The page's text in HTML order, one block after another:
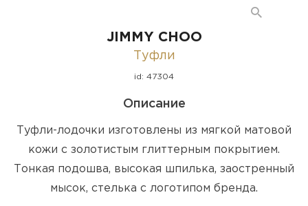
JIMMY CHOO
Туфли
id: 47304
Описание
Туфли-лодочки изготовлены из мягкой матовой
кожи с золотистым глиттерным покрытием.
Тонкая подошва, высокая шпилька, заостренный
мысок, стелька с логотипом бренда.